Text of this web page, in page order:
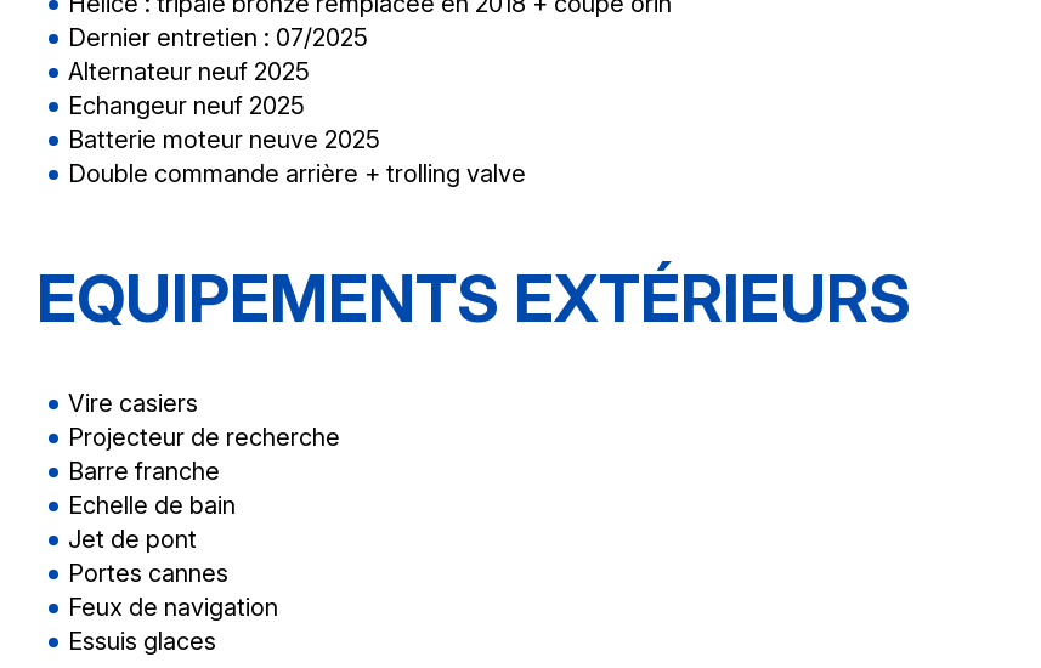
Dernier entretien : 07/2025
Alternateur neuf 2025
Echangeur neuf 2025
Batterie moteur neuve 2025
Double commande arrière + trolling valve
EQUIPEMENTS EXTÉRIEURS
Vire casiers
Projecteur de recherche
Barre franche
Echelle de bain
Jet de pont
Portes cannes
Feux de navigation
Essuis glaces